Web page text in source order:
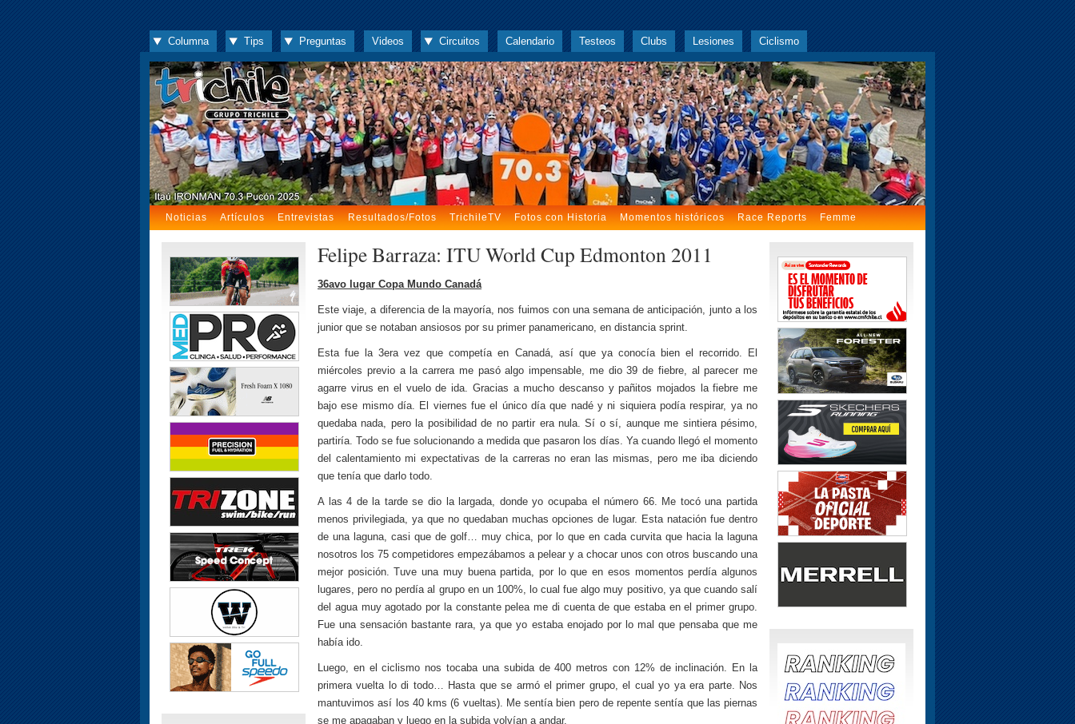
Columna Tips Preguntas Videos Circuitos Calendario Testeos Clubs Lesiones Ciclismo
Noticias Artículos Entrevistas Resultados/Fotos TrichileTV Fotos con Historia Momentos históricos Race Reports Femme
Felipe Barraza: ITU World Cup Edmonton 2011
36avo lugar Copa Mundo Canadá
Este viaje, a diferencia de la mayoría, nos fuimos con una semana de anticipación, junto a los
junior que se notaban ansiosos por su primer panamericano, en distancia sprint.
Esta fue la 3era vez que competía en Canadá, así que ya conocía bien el recorrido. El
miércoles previo a la carrera me pasó algo impensable, me dio 39 de fiebre, al parecer me
agarre virus en el vuelo de ida. Gracias a mucho descanso y pañitos mojados la fiebre me
bajo ese mismo día. El viernes fue el único día que nadé y ni siquiera podía respirar, ya no
quedaba nada, pero la posibilidad de no partir era nula. Sí o sí, aunque me sintiera pésimo,
partiría. Todo se fue solucionando a medida que pasaron los días. Ya cuando llegó el momento
del calentamiento mi expectativas de la carreras no eran las mismas, pero me iba diciendo
que tenía que darlo todo.
A las 4 de la tarde se dio la largada, donde yo ocupaba el número 66. Me tocó una partida
menos privilegiada, ya que no quedaban muchas opciones de lugar. Esta natación fue dentro
de una laguna, casi que de golf… muy chica, por lo que en cada curvita que hacia la laguna
nosotros los 75 competidores empezábamos a pelear y a chocar unos con otros buscando una
mejor posición. Tuve una muy buena partida, por lo que en esos momentos perdía algunos
lugares, pero no perdía al grupo en un 100%, lo cual fue algo muy positivo, ya que cuando salí
del agua muy agotado por la constante pelea me di cuenta de que estaba en el primer grupo.
Fue una sensación bastante rara, ya que yo estaba enojado por lo mal que pensaba que me
había ido.
Luego, en el ciclismo nos tocaba una subida de 400 metros con 12% de inclinación. En la
primera vuelta lo di todo… Hasta que se armó el primer grupo, el cual yo ya era parte. Nos
mantuvimos así los 40 kms (6 vueltas). Me sentía bien pero de repente sentía que las piernas
se me apagaban y luego en la subida volvían a andar.